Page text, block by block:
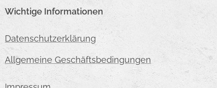
Wichtige Informationen
Datenschutzerklärung
Allgemeine Geschäftsbedingungen